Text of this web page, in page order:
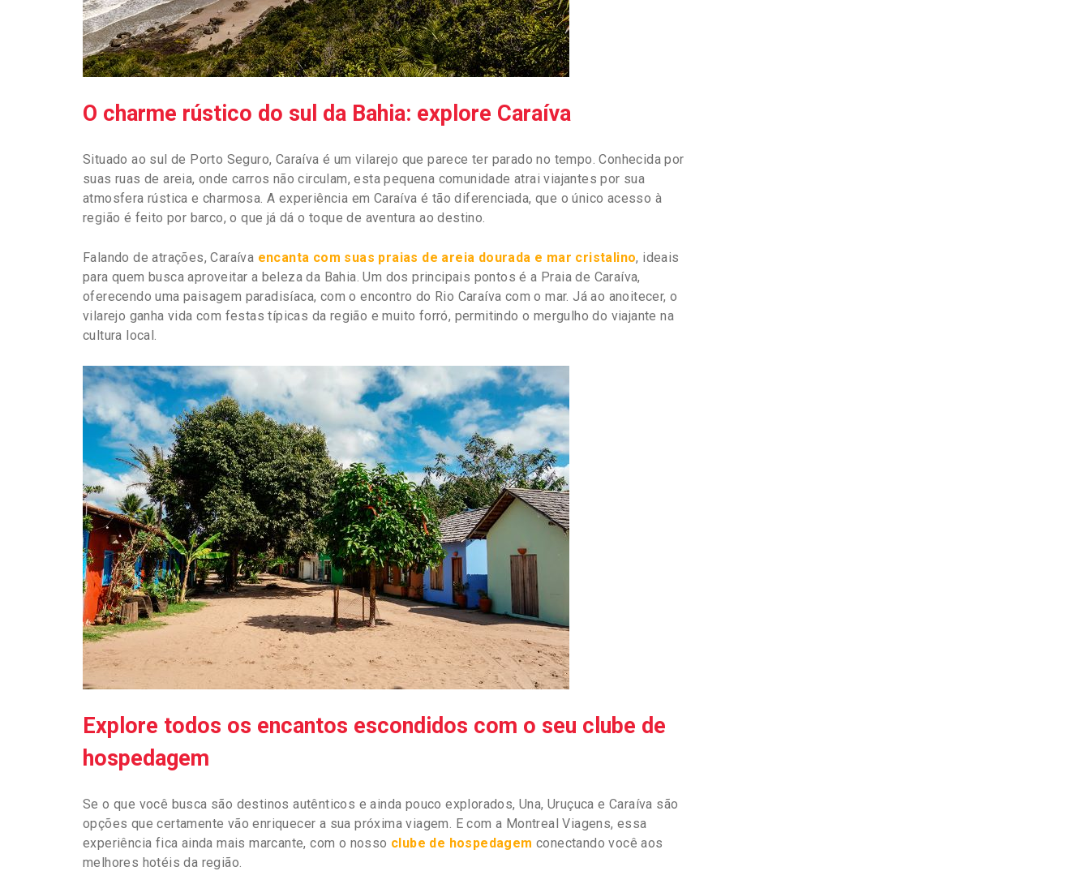
O charme rústico do sul da Bahia: explore Caraíva
Situado ao sul de Porto Seguro, Caraíva é um vilarejo que parece ter parado no tempo. Conhecida por
suas ruas de areia, onde carros não circulam, esta pequena comunidade atrai viajantes por sua
atmosfera rústica e charmosa. A experiência em Caraíva é tão diferenciada, que o único acesso à
região é feito por barco, o que já dá o toque de aventura ao destino.
Falando de atrações, Caraíva encanta com suas praias de areia dourada e mar cristalino, ideais
para quem busca aproveitar a beleza da Bahia. Um dos principais pontos é a Praia de Caraíva,
oferecendo uma paisagem paradisíaca, com o encontro do Rio Caraíva com o mar. Já ao anoitecer, o
vilarejo ganha vida com festas típicas da região e muito forró, permitindo o mergulho do viajante na
cultura local.
Explore todos os encantos escondidos com o seu clube de
hospedagem
Se o que você busca são destinos autênticos e ainda pouco explorados, Una, Uruçuca e Caraíva são
opções que certamente vão enriquecer a sua próxima viagem. E com a Montreal Viagens, essa
experiência fica ainda mais marcante, com o nosso clube de hospedagem conectando você aos
melhores hotéis da região.